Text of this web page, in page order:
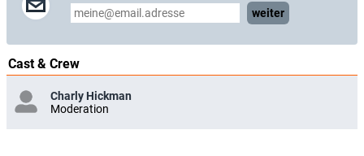
weiter
Cast & Crew
Charly Hickman
Moderation